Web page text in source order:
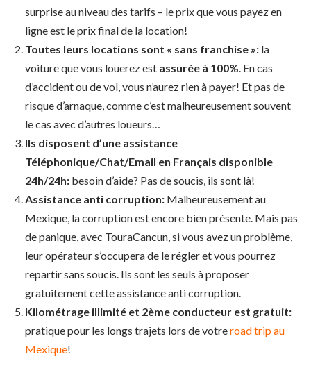
surprise au niveau des tarifs – le prix que vous payez en
ligne est le prix final de la location!
Toutes leurs locations sont « sans franchise »: la
voiture que vous louerez est assurée à 100% . En cas
d’accident ou de vol, vous n’aurez rien à payer! Et pas de
risque d’arnaque, comme c’est malheureusement souvent
le cas avec d’autres loueurs…
Ils disposent d’une assistance
Téléphonique/Chat/Email en Français disponible
24h/24h: besoin d’aide? Pas de soucis, ils sont là!
Assistance anti corruption: Malheureusement au
Mexique, la corruption est encore bien présente. Mais pas
de panique, avec TouraCancun, si vous avez un problème,
leur opérateur s’occupera de le régler et vous pourrez
repartir sans soucis. Ils sont les seuls à proposer
gratuitement cette assistance anti corruption.
Kilométrage illimité et 2ème conducteur est gratuit:
pratique pour les longs trajets lors de votreroad trip au
Mexique!